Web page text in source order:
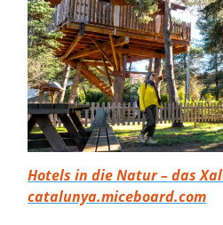
Hotels in die Natur – das
catalunya.miceboard.com